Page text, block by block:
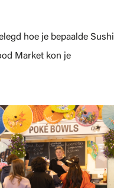
hoe je bepaalde Sushi
Market kon je